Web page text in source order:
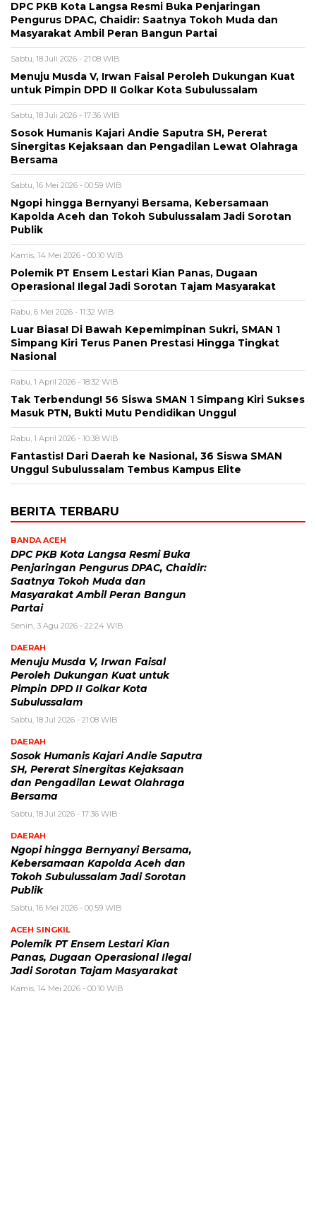
DPC PKB Kota Langsa Resmi Buka Penjaringan
Pengurus DPAC, Chaidir: Saatnya Tokoh Muda dan
Masyarakat Ambil Peran Bangun Partai
Sabtu, 18 Juli 2026 - 21:08 WIB
Menuju Musda V, Irwan Faisal Peroleh Dukungan Kuat
untuk Pimpin DPD II Golkar Kota Subulussalam
Sabtu, 18 Juli 2026 - 17:36 WIB
Sosok Humanis Kajari Andie Saputra SH, Pererat
Sinergitas Kejaksaan dan Pengadilan Lewat Olahraga
Bersama
Sabtu, 16 Mei 2026 - 00:59 WIB
Ngopi hingga Bernyanyi Bersama, Kebersamaan
Kapolda Aceh dan Tokoh Subulussalam Jadi Sorotan
Publik
Kamis, 14 Mei 2026 - 00:10 WIB
Polemik PT Ensem Lestari Kian Panas, Dugaan
Operasional Ilegal Jadi Sorotan Tajam Masyarakat
Rabu, 6 Mei 2026 - 11:32 WIB
Luar Biasa! Di Bawah Kepemimpinan Sukri, SMAN 1
Simpang Kiri Terus Panen Prestasi Hingga Tingkat
Nasional
Rabu, 1 April 2026 - 18:32 WIB
Tak Terbendung! 56 Siswa SMAN 1 Simpang Kiri Sukses
Masuk PTN, Bukti Mutu Pendidikan Unggul
Rabu, 1 April 2026 - 10:38 WIB
Fantastis! Dari Daerah ke Nasional, 36 Siswa SMAN
Unggul Subulussalam Tembus Kampus Elite
BERITA TERBARU
BANDA ACEH
DPC PKB Kota Langsa Resmi Buka
Penjaringan Pengurus DPAC, Chaidir:
Saatnya Tokoh Muda dan
Masyarakat Ambil Peran Bangun
Partai
Senin, 3 Agu 2026 - 22:24 WIB
DAERAH
Menuju Musda V, Irwan Faisal
Peroleh Dukungan Kuat untuk
Pimpin DPD II Golkar Kota
Subulussalam
Sabtu, 18 Jul 2026 - 21:08 WIB
DAERAH
Sosok Humanis Kajari Andie Saputra
SH, Pererat Sinergitas Kejaksaan
dan Pengadilan Lewat Olahraga
Bersama
Sabtu, 18 Jul 2026 - 17:36 WIB
DAERAH
Ngopi hingga Bernyanyi Bersama,
Kebersamaan Kapolda Aceh dan
Tokoh Subulussalam Jadi Sorotan
Publik
Sabtu, 16 Mei 2026 - 00:59 WIB
ACEH SINGKIL
Polemik PT Ensem Lestari Kian
Panas, Dugaan Operasional Ilegal
Jadi Sorotan Tajam Masyarakat
Kamis, 14 Mei 2026 - 00:10 WIB